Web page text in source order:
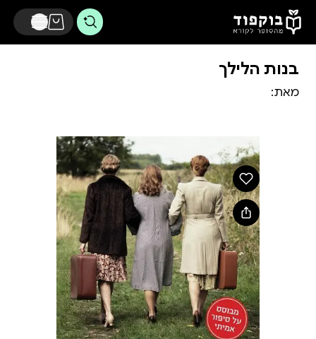
דלג לתוכן הראשי
בנות הלילך
מאת: